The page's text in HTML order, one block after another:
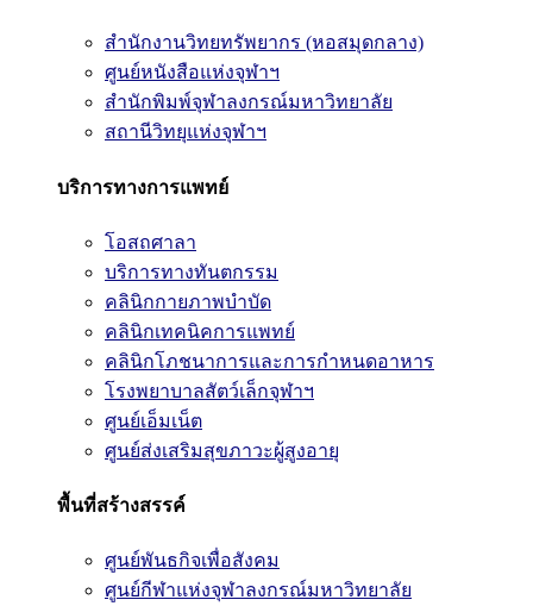
สำนักงานวิทยทรัพยากร (หอสมุดกลาง)
ศูนย์หนังสือแห่งจุฬาฯ
สำนักพิมพ์จุฬาลงกรณ์มหาวิทยาลัย
สถานีวิทยุแห่งจุฬาฯ
บริการทางการแพทย์
โอสถศาลา
บริการทางทันตกรรม
คลินิกกายภาพบำบัด
คลินิกเทคนิคการแพทย์
คลินิกโภชนาการและการกำหนดอาหาร
โรงพยาบาลสัตว์เล็กจุฬาฯ
ศูนย์เอ็มเน็ต
ศูนย์ส่งเสริมสุขภาวะผู้สูงอายุ
พื้นที่สร้างสรรค์
ศูนย์พันธกิจเพื่อสังคม
ศูนย์กีฬาแห่งจุฬาลงกรณ์มหาวิทยาลัย